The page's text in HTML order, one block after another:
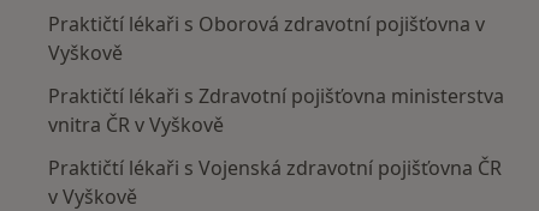
Praktičtí lékaři s Oborová zdravotní pojišťovna v
Vyškově
Praktičtí lékaři s Zdravotní pojišťovna ministerstva
vnitra ČR v Vyškově
Praktičtí lékaři s Vojenská zdravotní pojišťovna ČR
v Vyškově